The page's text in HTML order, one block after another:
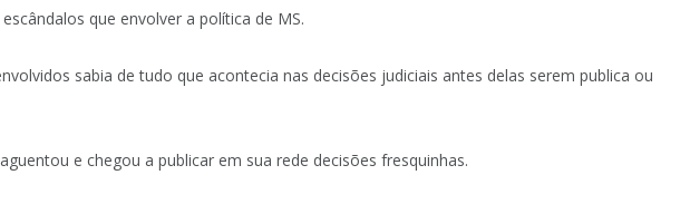
que envolver a política de MS.
sabia de tudo que acontecia nas decisões judiciais antes delas serem publica ou
e chegou a publicar em sua rede decisões fresquinhas.